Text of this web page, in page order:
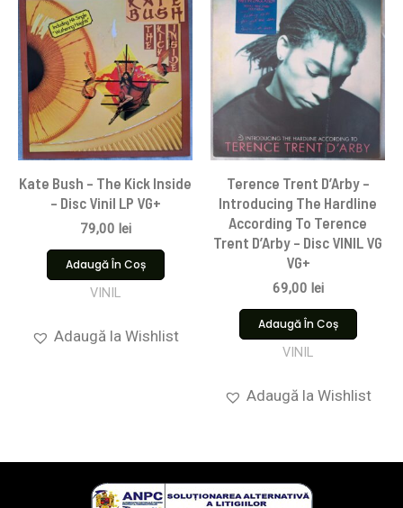
Kate Bush – The Kick Inside
– Disc Vinil LP VG+
79,00 lei
Adaugă În Coș
VINIL
Adaugă la Wishlist
Terence Trent D’Arby –
Introducing The Hardline
According To Terence
Trent D’Arby – Disc VINIL VG
VG+
69,00 lei
Adaugă În Coș
VINIL
Adaugă la Wishlist